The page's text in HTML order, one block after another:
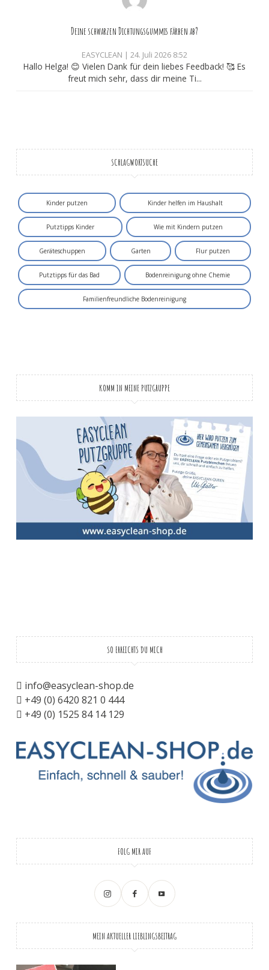
Deine schwarzen Dichtungsgummis färben ab?
EASYCLEAN | 24. Juli 2026 8:52
Hallo Helga! 😊 Vielen Dank für dein liebes Feedback! 🥰 Es
freut mich sehr, dass dir meine Ti...
SCHLAGWORTSUCHE
Kinder putzen Kinder helfen im Haushalt
Putztipps Kinder Wie mit Kindern putzen
Geräteschuppen Garten Flur putzen
Putztipps für das Bad Bodenreinigung ohne Chemie
Familienfreundliche Bodenreinigung
KOMM IN MEINE PUTZGRUPPE
SO ERREICHTS DU MICH
info@easyclean-shop.de
+49 (0) 6420 821 0 444
+49 (0) 1525 84 14 129
FOLG MIR AUF
MEIN AKTUELLER LIEBLINGSBEITRAG